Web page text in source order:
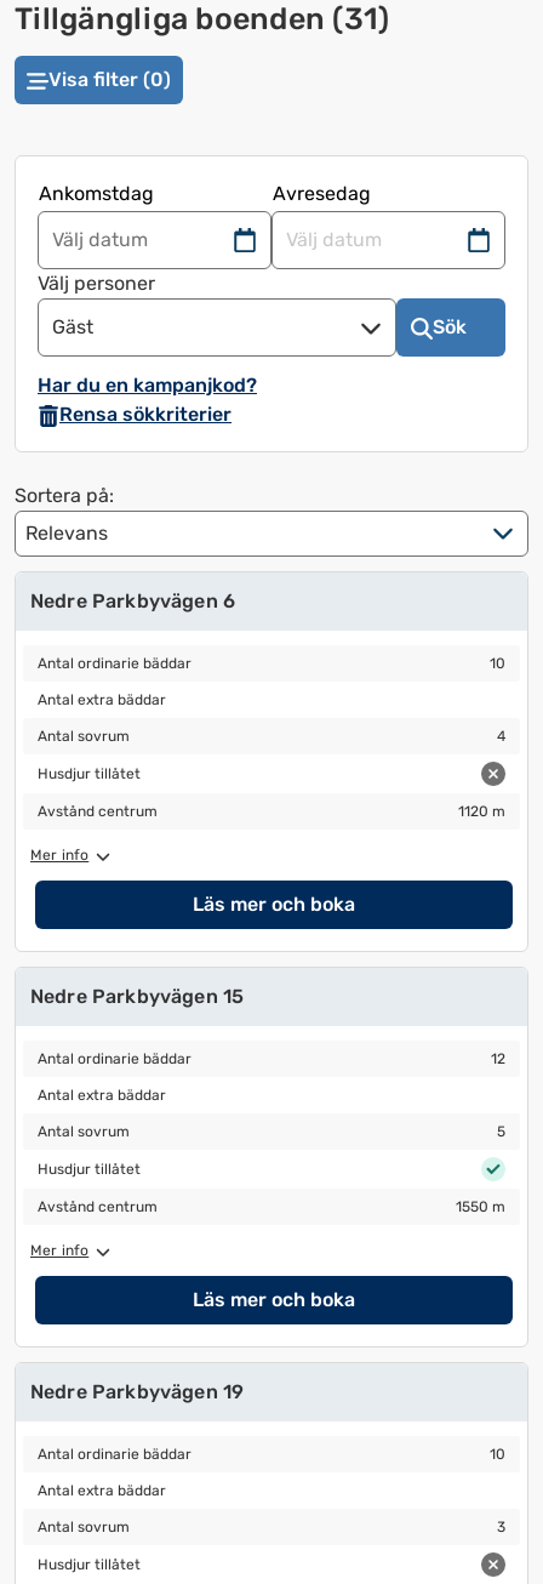
Tillgängliga boenden (31)
Visa filter (0)
Ankomstdag
Avresedag
Navigera
framåt
för
att
kalendern
och
välja
ett
datum.
Tryck
på
frågetecknet
för
att
få
kortkommandon
för
att
datum
Navigera
välja
datum.
på
för
Välj personer
Gäst
Sök
Har du en kampanjkod?
Rensa sökkriterier
Sortera på:
Nedre Parkbyvägen 6
Antal ordinarie bäddar
Antal ordinarie bäddar 10
Antal extra bäddar
Antal extra bäddar
Antal sovrum
Antal sovrum 4
Husdjur tillåtet
Husdjur tillåtet
Avstånd centrum
Avstånd centrum 1120 m
Mer info
Läs mer och boka
Nedre Parkbyvägen 15
Antal ordinarie bäddar
Antal ordinarie bäddar 12
Antal extra bäddar
Antal extra bäddar
Antal sovrum
Antal sovrum 5
Husdjur tillåtet
Husdjur tillåtet
Avstånd centrum
Avstånd centrum 1550 m
Mer info
Läs mer och boka
Nedre Parkbyvägen 19
Antal ordinarie bäddar
Antal ordinarie bäddar 10
Antal extra bäddar
Antal extra bäddar
Antal sovrum
Antal sovrum 3
Husdjur tillåtet
Husdjur tillåtet